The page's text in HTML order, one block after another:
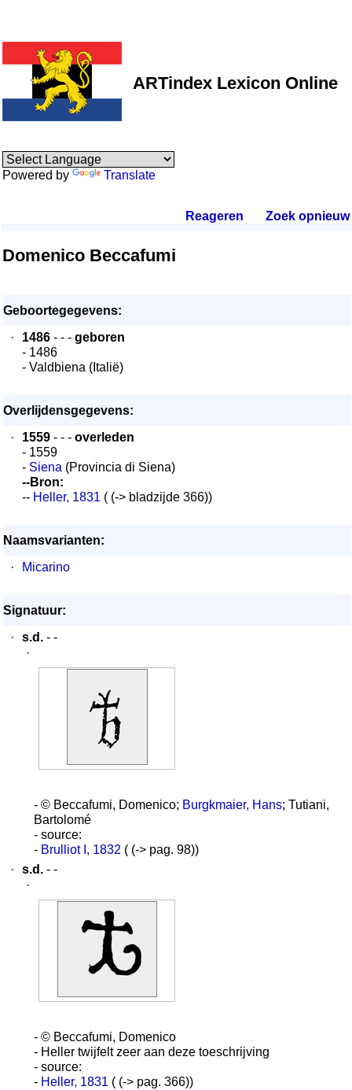
ARTindex Lexicon Online
Powered by Translate
Reageren Zoek opnieuw.
Domenico Beccafumi
Geboortegegevens:
·
1486 - - - geboren
- 1486
- Valdbiena (Italië)
Overlijdensgegevens:
·
1559 - - - overleden
- 1559
- Siena (Provincia di Siena)
--Bron:
-- Heller, 1831 ( (-> bladzijde 366))
Naamsvarianten:
·
Micarino
Signatuur:
·
s.d. - -
·
- © Beccafumi, Domenico; Burgkmaier, Hans; Tutiani,
Bartolomé
- source:
- Brulliot I, 1832 ( (-> pag. 98))
·
s.d. - -
·
- © Beccafumi, Domenico
- Heller twijfelt zeer aan deze toeschrijving
- source:
- Heller, 1831 ( (-> pag. 366))